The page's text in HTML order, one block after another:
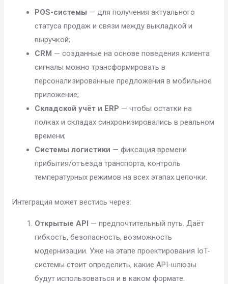
POS-системы — для получения актуального
статуса продаж и связи между выкладкой и
выручкой;
CRM — созданные на основе поведения клиента
сигналы можно трансформировать в
персонализированные предложения в мобильное
приложение;
Складской учёт и ERP — чтобы остатки на
полках и складах синхронизировались в реальном
времени;
Системы логистики — фиксация времени
прибытия/отъезда транспорта, контроль
температурных режимов на всех этапах цепочки.
Интеграция может вестись через:
Открытые API — предпочтительный путь. Даёт
гибкость, безопасность, возможность
модернизации. Уже на этапе проектирования IoT-
системы стоит определить, какие API-шлюзы
будут использоваться и в каком формате.